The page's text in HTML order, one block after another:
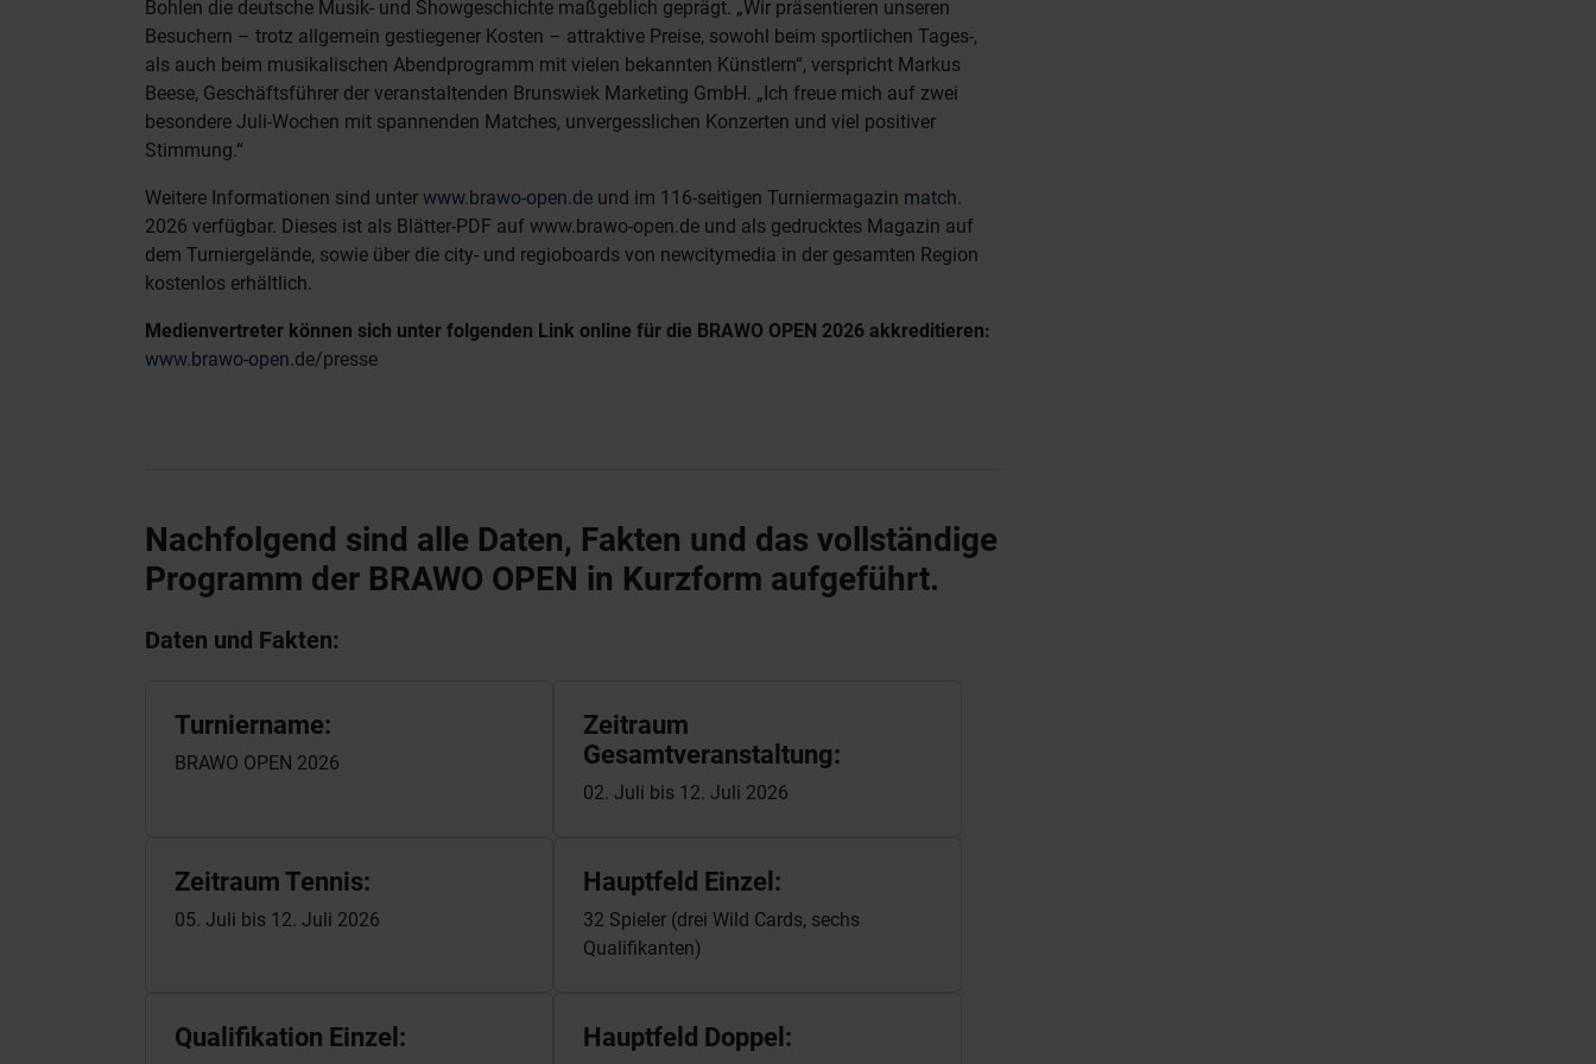
Bohlen die deutsche Musik- und Showgeschichte maßgeblich geprägt. „Wir präsentieren unseren
Besuchern – trotz allgemein gestiegener Kosten – attraktive Preise, sowohl beim sportlichen Tages-,
als auch beim musikalischen Abendprogramm mit vielen bekannten Künstlern“, verspricht Markus
Beese, Geschäftsführer der veranstaltenden Brunswiek Marketing GmbH. „Ich freue mich auf zwei
besondere Juli-Wochen mit spannenden Matches, unvergesslichen Konzerten und viel positiver
Stimmung.“
Weitere Informationen sind unter www.brawo-open.de und im 116-seitigen Turniermagazin match.
2026 verfügbar. Dieses ist als Blätter-PDF auf www.brawo-open.de und als gedrucktes Magazin auf
dem Turniergelände, sowie über die city- und regioboards von newcitymedia in der gesamten Region
kostenlos erhältlich.
Medienvertreter können sich unter folgenden Link online für die BRAWO OPEN 2026 akkreditieren:
www.brawo-open.de/presse
Nachfolgend sind alle Daten, Fakten und das vollständige
Programm der BRAWO OPEN in Kurzform aufgeführt.
Daten und Fakten:
Turniername:
BRAWO OPEN 2026
Zeitraum
Gesamtveranstaltung:
02. Juli bis 12. Juli 2026
Zeitraum Tennis:
05. Juli bis 12. Juli 2026
Hauptfeld Einzel:
32 Spieler (drei Wild Cards, sechs
Qualifikanten)
Qualifikation Einzel: Hauptfeld Doppel: